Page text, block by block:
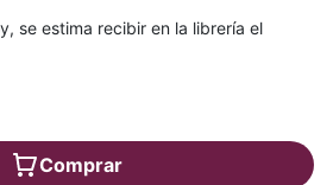
se estima recibir en la librería el
Comprar